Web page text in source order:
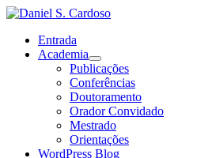
Entrada
Academia
Publicações
Conferências
Doutoramento
Orador Convidado
Mestrado
Orientações
WordPress Blog